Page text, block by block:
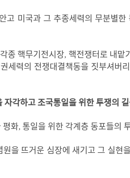
안고 미국과 그 추종세력의 무분별한
각종 핵무기전시장, 핵전쟁터로 내맡
세력의 전쟁대결책동을 짓부셔버리
자각하고 조국통일을 위한 투쟁의
평화, 통일을 위 한 각계층 동포들의
원을 뜨거운 심장에 새 기고 그 실현